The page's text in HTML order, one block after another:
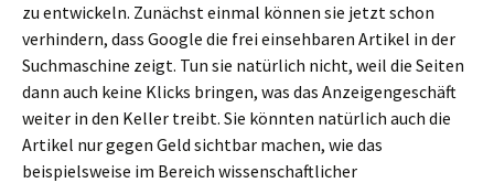
zu entwickeln. Zunächst einmal können sie jetzt schon
verhindern, dass Google die frei einsehbaren Artikel in der
Suchmaschine zeigt. Tun sie natürlich nicht, weil die Seiten
dann auch keine Klicks bringen, was das Anzeigengeschäft
weiter in den Keller treibt. Sie könnten natürlich auch die
Artikel nur gegen Geld sichtbar machen, wie das
beispielsweise im Bereich wissenschaftlicher